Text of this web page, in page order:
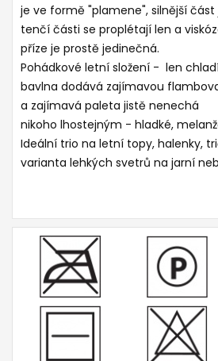
je ve formě "plamene", silnější
tenčí části se proplétají len a
příze je prostě jedinečná.
Pohádkové letní složení - len
bavlna dodává zajímavou
a zajímavá paleta jistě nenechá
nikoho lhostejným - hladké,
Ideální trio na letní topy, halenky,
varianta lehkých svetrů na jarní